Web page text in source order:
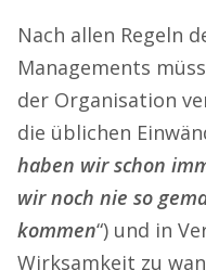
Nach allen Regeln
Managements
der Organisation
die üblichen
haben wir schon
wir noch nie so
kommen“) und in
Wirksamkeit zu